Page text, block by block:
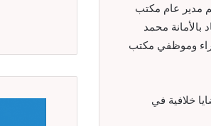
مدير عام مكتب
بالأمانة محمد
وموظفي مكتب
خلافية في